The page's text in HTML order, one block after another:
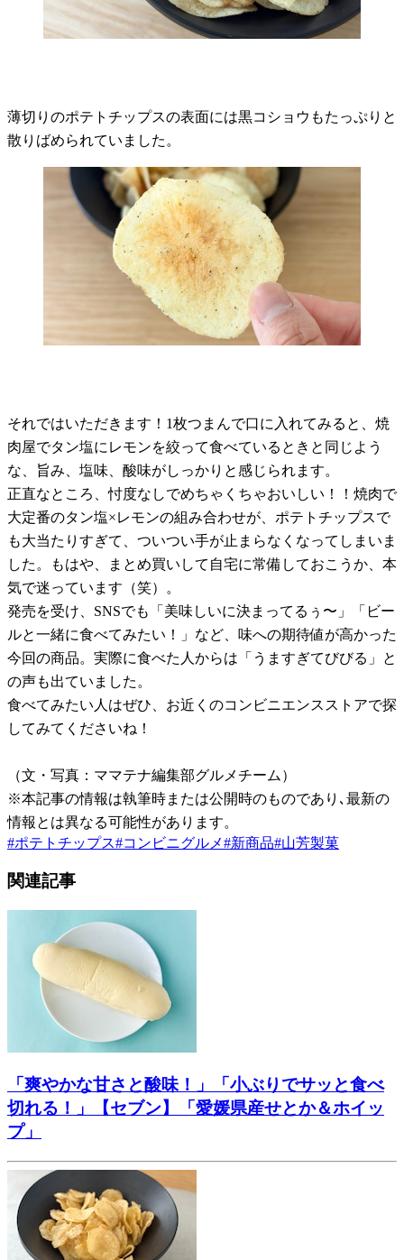
薄切りのポテトチップスの表面には黒コショウもたっぷりと
散りばめられていました。
それではいただきます！1枚つまんで口に入れてみると、焼
肉屋でタン塩にレモンを絞って食べているときと同じよう
な、旨み、塩味、酸味がしっかりと感じられます。
正直なところ、忖度なしでめちゃくちゃおいしい！！焼肉で
大定番のタン塩×レモンの組み合わせが、ポテトチップスで
も大当たりすぎて、ついつい手が止まらなくなってしまいま
した。もはや、まとめ買いして自宅に常備しておこうか、本
気で迷っています（笑）。
発売を受け、SNSでも「美味しいに決まってるぅ〜」「ビー
ルと一緒に食べてみたい！」など、味への期待値が高かった
今回の商品。実際に食べた人からは「うますぎてびびる」と
の声も出ていました。
食べてみたい人はぜひ、お近くのコンビニエンスストアで探
してみてくださいね！
（文・写真：ママテナ編集部グルメチーム）
※本記事の情報は執筆時または公開時のものであり､最新の
情報とは異なる可能性があります。
#ポテトチップス#コンビニグルメ#新商品#山芳製菓
関連記事
「爽やかな甘さと酸味！」「小ぶりでサッと食べ
切れる！」【セブン】「愛媛県産せとか＆ホイッ
プ」